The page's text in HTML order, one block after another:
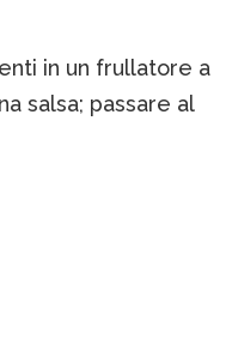
in un frullatore a
salsa; passare al